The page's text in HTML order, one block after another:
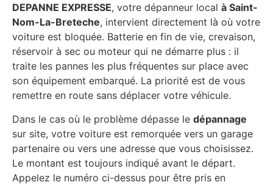
DEPANNE EXPRESSE, votre dépanneur local à Saint-
Nom-La-Breteche, intervient directement là où votre
voiture est bloquée. Batterie en fin de vie, crevaison,
réservoir à sec ou moteur qui ne démarre plus : il
traite les pannes les plus fréquentes sur place avec
son équipement embarqué. La priorité est de vous
remettre en route sans déplacer votre véhicule.
Dans le cas où le problème dépasse le dépannage
sur site, votre voiture est remorquée vers un garage
partenaire ou vers une adresse que vous choisissez.
Le montant est toujours indiqué avant le départ.
Appelez le numéro ci-dessus pour être pris en